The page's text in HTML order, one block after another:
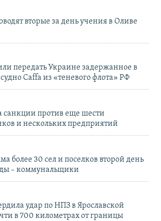
вторые за день учения в Оливе
передать Украине задержанное в
Caffa из «теневого флота» РФ
санкции против еще шести
и нескольких предприятий
более 30 сел и поселков второй день
– коммунальщики
удар по НПЗ в Ярославской
в 700 километрах от границы